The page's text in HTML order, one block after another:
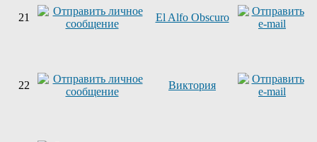
21 El Alfo Obscuro
22 Виктория